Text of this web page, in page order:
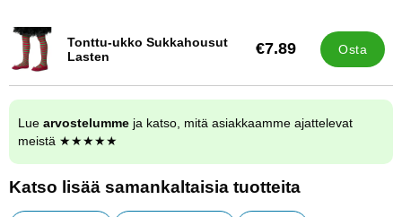
Tonttu-ukko Sukkahousut
Lasten
Tuote.nro 13824 €7.89 Osta
Lue arvostelumme ja katso, mitä asiakkaamme ajattelevat
meistä ★★★★★
Katso lisää samankaltaisia tuotteita